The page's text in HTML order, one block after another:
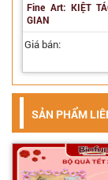
Fine Art: KIỆT
GIAN
Giá bán:
SẢN PHẨM